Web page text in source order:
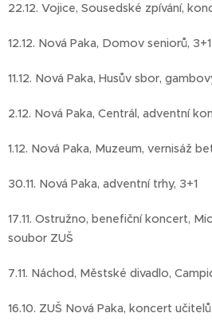
22.12. Vojice, Sousedské zpívání,
12.12. Nová Paka, Domov seniorů, 3+1
11.12. Nová Paka, Husův sbor,
2.12. Nová Paka, Centrál, adventní
1.12. Nová Paka, Muzeum, vernisáž
30.11. Nová Paka, adventní trhy, 3+1
17.11. Ostružno, benefiční koncert,
soubor ZUŠ
7.11. Náchod, Městské divadlo,
16.10. ZUŠ Nová Paka, koncert učitelů